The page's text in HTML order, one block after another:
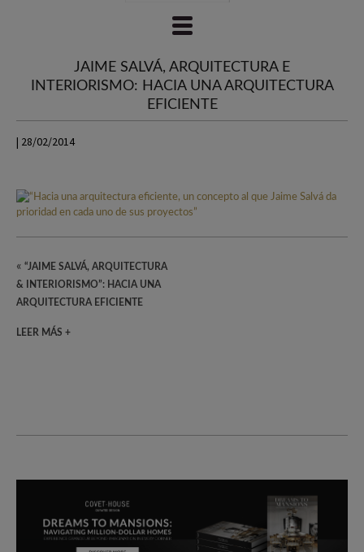
JAIME SALVÁ, ARQUITECTURA E
INTERIORISMO: HACIA UNA ARQUITECTURA
EFICIENTE
| 28/02/2014
« “JAIME SALVÁ, ARQUITECTURA
& INTERIORISMO”: HACIA UNA
ARQUITECTURA EFICIENTE
LEER MÁS +